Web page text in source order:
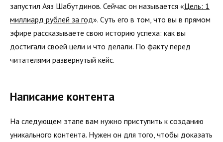
запустил Аяз Шабутдинов. Сейчас он называется «Цель: 1
миллиард рублей за год». Суть его в том, что вы в прямом
эфире рассказываете свою историю успеха: как вы
достигали своей цели и что делали. По факту перед
читателями развернутый кейс.
Написание контента
На следующем этапе вам нужно приступить к созданию
уни­кального контента. Нужен он для того, чтобы доказать